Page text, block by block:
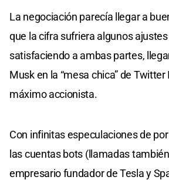
La negociación parecía llegar a
que la cifra sufriera algunos
satisfaciendo a ambas partes,
Musk en la “mesa chica” de Twitter
máximo accionista.
Con infinitas especulaciones de
las cuentas bots (llamadas también
empresario fundador de Tesla y